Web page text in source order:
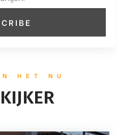
HET NU